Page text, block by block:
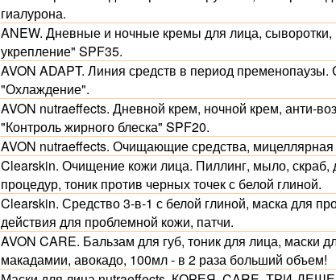
гиалурона.
ANEW. Дневные и ночные кремы для лица,
укрепление" SPF35.
AVON ADAPT. Линия средств в период
"Охлаждение".
AVON nutraeffects. Дневной крем, ночной крем, анти-
"Контроль жирного блеска" SPF20.
AVON nutraeffects. Очищающие средства,
Clearskin. Очищение кожи лица. Пиллинг, мыло, скраб,
процедур, тоник против черных точек с белой глиной.
Clearskin. Средство 3-в-1 с белой глиной, маска для
действия для проблемной кожи, патчи.
AVON CARE. Бальзам для губ, тоник для лица,
макадамии, авокадо, 100мл - в 2 раза больший объем!